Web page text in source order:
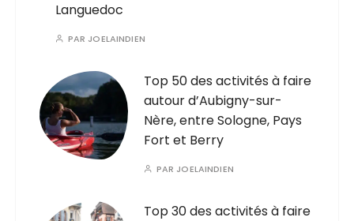
Languedoc
PAR JOELAINDIEN
Top 50 des activités à faire
autour d’Aubigny-sur-
Nère, entre Sologne, Pays
Fort et Berry
PAR JOELAINDIEN
Top 30 des activités à faire